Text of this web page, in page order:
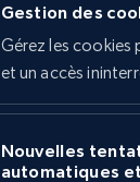
Gestion des
Gérez les cookies
et un accès
Nouvelles
automatiques